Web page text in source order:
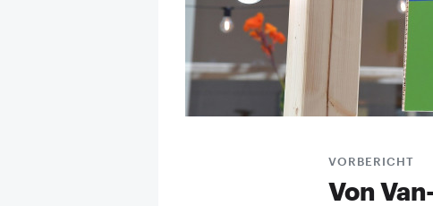
VORBERICHT
Von